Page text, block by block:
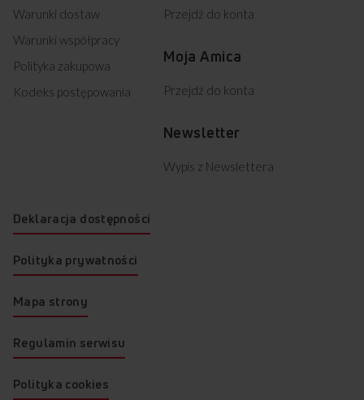
Warunki dostaw
Warunki współpracy
Polityka zakupowa
Kodeks postępowania
Przejdź do konta
Moja Amica
Przejdź do konta
Newsletter
Wypis z Newslettera
Deklaracja dostępności
Polityka prywatności
Mapa strony
Regulamin serwisu
Polityka cookies